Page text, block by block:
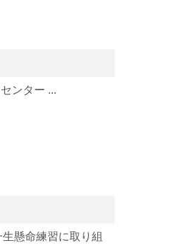
ンター ...
懸命練習に取り組